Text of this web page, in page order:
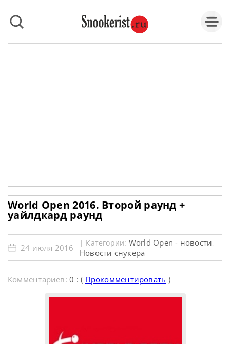
World Open 2016. Второй раунд +
уайлдкард раунд
24 июля 2016 | Категории: World Open - новости,
Новости снукера
Комментариев:0 : ( Прокомментировать )